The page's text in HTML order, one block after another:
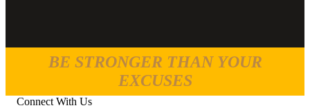
BE STRONGER THAN YOUR
EXCUSES
Connect With Us